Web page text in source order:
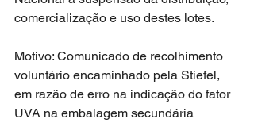
comercialização e uso destes lotes.
Motivo: Comunicado de recolhimento
voluntário encaminhado pela Stiefel,
em razão de erro na indicação do fator
UVA na embalagem secundária